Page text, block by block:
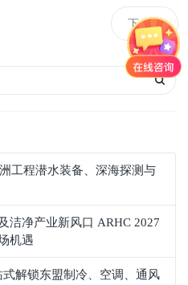
下一篇
工程潜水装备、深海探测与
洁净产业新风口 ARHC 2027
机遇
解锁东盟制冷、空调、通风